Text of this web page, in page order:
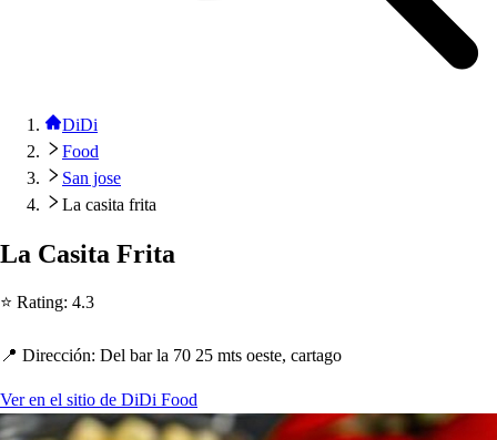
DiDi
Food
San jose
La casita frita
La Casita Frita
⭐ Rating: 4.3
📍 Dirección: Del bar la 70 25 mts oeste, cartago
Ver en el sitio de DiDi Food